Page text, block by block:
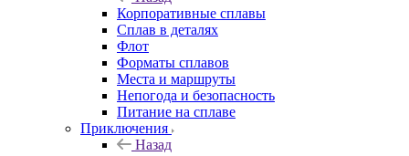
Корпоративные сплавы
Сплав в деталях
Флот
Форматы сплавов
Места и маршруты
Непогода и безопасность
Питание на сплаве
Приключения
Назад